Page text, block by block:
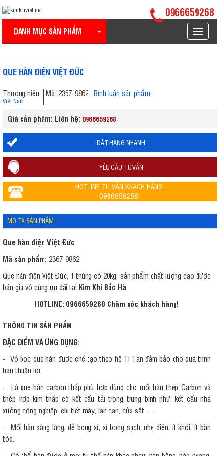
Toggle
DANH MỤC SẢN PHẨM
0966659268
QUE HÀN ĐIỆN VIỆT ĐỨC
Thương hiệu:
Việt Nam
Mã: 2367-9862 Bình luận sản phẩm
Giá sản phẩm: Liên hệ: 0966659268
ĐẶT HÀNG NHANH
YÊU CẦU TƯ VẤN
HOTLINE TƯ VẤN KHÁCH HÀNG
0966659268
MÔ TẢ SẢN PHẨM
Que hàn điện Việt Đức
Mã sản phẩm: 2367-9862
Que hàn điện Việt Đức, 1 thùng có 20kg, sản phẩm chất lượng cao được
bán giá vô cùng ưu đãi tại Kim Khí Bắc Hà
HOTLINE: 0966659268 Chăm sóc khách hàng!
THÔNG TIN SẢN PHẨM
ĐẶC ĐIỂM VÀ ỨNG DỤNG:
- Vỏ bọc que hàn được chế tạo theo hệ Ti Tan đảm bảo cho quá trình
hàn thuận lợi.
- Là que hàn carbon thấp phù hợp dùng cho mối hàn thép Carbon và
thép hợp kim thấp có kết cấu tải trọng trung bình như: kết cấu nhà
xưởng công nghiệp, chi tiết máy, lan can, cửa sắt, ….
- Mối hàn sáng láng, dễ bong xỉ, xỉ bong sạch, nhẹ điện, ít khói, ít bắn
tóe.